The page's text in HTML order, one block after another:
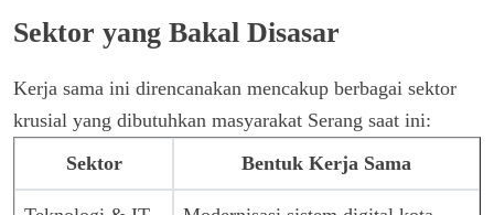
Sektor yang Bakal Disasar
Kerja sama ini direncanakan mencakup berbagai sektor
krusial yang dibutuhkan masyarakat Serang saat ini:
Sektor
Bentuk Kerja Sama